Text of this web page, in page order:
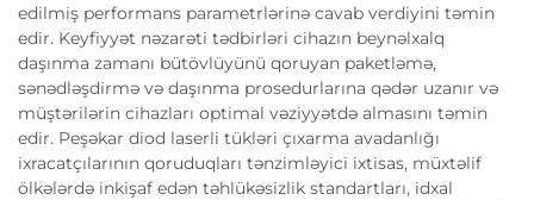
edilmiş performans parametrlərinə cavab verdiyini təmin
edir. Keyfiyyət nəzarəti tədbirləri cihazın beynəlxalq
daşınma zamanı bütövlüyünü qoruyan paketləmə,
sənədləşdirmə və daşınma prosedurlarına qədər uzanır və
müştərilərin cihazları optimal vəziyyətdə almasını təmin
edir. Peşəkar diod laserli tükləri çıxarma avadanlığı
ixracatçılarının qoruduqları tənzimləyici ixtisas, müxtəlif
ölkələrdə inkişaf edən təhlükəsizlik standartları, idxal